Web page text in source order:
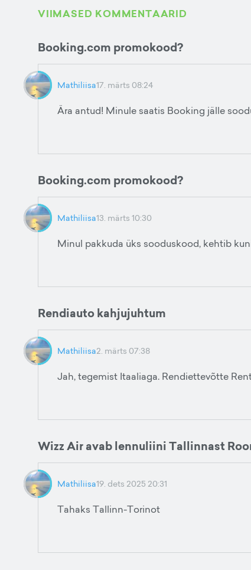
VIIMASED KOMMENTAARID
Booking.com promokood?
Mathiliisa17. märts 08:24
Ära antud! Minule saatis Booking jälle
Booking.com promokood?
Mathiliisa13. märts 10:30
Minul pakkuda üks sooduskood, kehtib
Rendiauto kahjujuhtum
Mathiliisa2. märts 07:38
Jah, tegemist Itaaliaga. Rendiettevõtte
Wizz Air avab lennuliini Tallinnast
Mathiliisa19. dets 2025 20:31
Tahaks Tallinn-Torinot